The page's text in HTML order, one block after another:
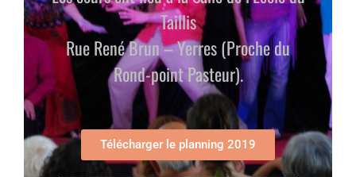
Taillis
Rue René Brun – Yerres (Proche du
Rond-point Pasteur).
Télécharger le planning 2019